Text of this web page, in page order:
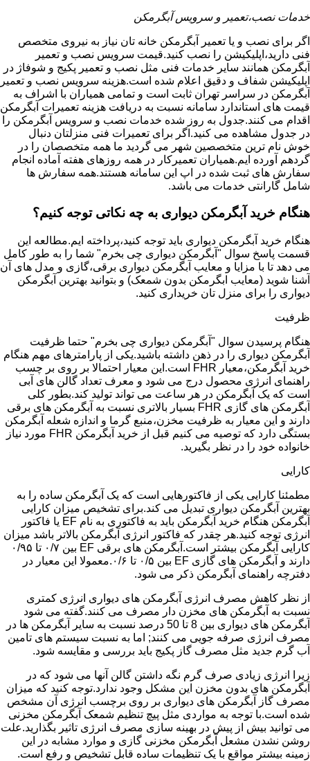
خدمات نصب،تعمیر و سرویس آبگرمکن
اگر برای نصب و یا تعمیر آبگرمکن خانه تان نیاز به نیروی متخصص
فنی دارید،اپلیکیشن را نصب کنید.قیمت سرویس نصب و تعمیر
آبگرمکن همانند سایر خدمات فنی مثل نصب و تعمیر پکیج و شوفاژ در
اپلیکیشن شفاف و دقیق اعلام شده است.هزینه سرویس نصب و تعمیر
آبگرمکن در سراسر تهران ثابت است و تمامی همیاران با اشراف به
قیمت های استاندارد سامانه نسبت به دریافت هزینه تعمیرات آبگرمکن
اقدام می کنند.جدول به روز شده خدمات نصب و سرویس آبگرمکن را
در جدول مشاهده می کنید.اگر برای تعمیرات فنی منزلتان دنبال
خوش نام ترین متخصصین شهر می گردید ما همه متخصصان را در
گردهم آورده ایم.همیاران تعمیرکار در همه روزهای هفته آماده انجام
سفارش های ثبت شده در اپ این سامانه هستند.همه سفارش ها
شامل گارانتی خدمات می باشد.
هنگام خرید آبگرمکن دیواری به چه نکاتی توجه کنیم؟
هنگام خرید آبگرمکن دیواری باید توجه کنید،پرداخته ایم.مطالعه این
قسمت پاسخ سوال "آبگرمکن دیواری چی بخرم" شما را به طور کامل
می دهد تا با مزایا و معایب آبگرمکن دیواری برقی،گازی و مدل های آن
آشنا شوید (معایب ابگرمکن بدون شمعک) و بتوانید بهترین آبگرمکن
دیواری را برای منزل تان خریداری کنید.
ظرفیت
هنگام پرسیدن سوال "آبگرمکن دیواری چی بخرم" حتما ظرفیت
آبگرمکن دیواری را در ذهن داشته باشید.یکی از پارامترهای مهم هنگام
خرید آبگرمکن،معیار FHR است.این معیار احتمالا بر روی بر چسب
راهنمای انرژی محصول درج می شود و معرف تعداد گالن های آبی
است که یک آبگرمکن در هر ساعت می تواند تولید کند.بطور کلی
آبگرمکن های گازی FHR بسیار بالاتری نسبت به آبگرمکن های برقی
دارند و این معیار به ظرفیت مخزن،منبع گرما و اندازه شعله آبگرمکن
بستگی دارد که توصیه می کنیم قبل از خرید آبگرمکن FHR مورد نیاز
خانواده خود را در نظر بگیرید.
کارایی
مطمئنا کارایی یکی از فاکتورهایی است که یک آبگرمکن ساده را به
بهترین آبگرمکن دیواری تبدیل می کند.برای تشخیص میزان کارایی
آبگرمکن هنگام خرید آبگرمکن باید به فاکتوری به نام EF یا فاکتور
انرژی توجه کنید.هر چقدر که فاکتور انرژی آبگرمکن بالاتر باشد میزان
کارایی آبگرمکن بیشتر است.آبگرمکن های برقی EF بین ۰/۷ تا ۰/۹۵
دارند و آبگرمکن های گازی EF بین ۰/۵ تا ۰/۶.معمولا این معیار در
دفترچه راهنمای آبگرمکن ذکر می شود.
از نظر کاهش مصرف انرژی آبگرمکن های دیواری انرژی کمتری
نسبت به آبگرمکن های مخزن دار مصرف می کنند.گفته می شود
آبگرمکن های دیواری بین 8 تا 50 درصد نسبت به سایر آبگرمکن ها در
مصرف انرژی صرفه جویی می کنند; اما به نسبت سیستم های تامین
آب گرم جدید مثل مصرف گاز پکیج باید بررسی و مقایسه شود.
زیرا انرژی زیادی صرف گرم نگه داشتن گالن آنها می شود که در
آبگرمکن های بدون مخزن این مشکل وجود ندارد.توجه کنید که میزان
مصرف گاز آبگرمکن های دیواری بر روی برچسب انرژی آن مشخص
شده است.با توجه به مواردی مثل پیچ تنظیم شمعک آبگرمکن مخزنی
می توانید بیش از پیش در بهینه سازی مصرف انرژی تاثیر بگذارید.علت
روشن نشدن مشعل آبگرمکن مخزنی گازی و موارد مشابه در این
زمینه بیشتر مواقع با یک تنظیمات ساده قابل تشخیص و رفع است.